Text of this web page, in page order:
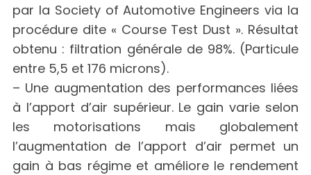
par la Society of Automotive Engineers via la
procédure dite « Course Test Dust ». Résultat
obtenu : filtration générale de 98%. (Particule
entre 5,5 et 176 microns).
– Une augmentation des performances liées
à l’apport d’air supérieur. Le gain varie selon
les motorisations mais globalement
l’augmentation de l’apport d’air permet un
gain à bas régime et améliore le rendement